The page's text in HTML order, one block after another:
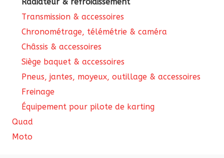
Transmission & accessoires
Chronométrage, télémétrie & caméra
Châssis & accessoires
Siège baquet & accessoires
Pneus, jantes, moyeux, outillage & accessoires
Freinage
Équipement pour pilote de karting
Quad
Moto